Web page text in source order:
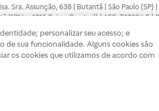
Sra. Assunção, 638 | Butantã | São Paulo
(1714 e 1715 Raia e Drogasil) | AFE:
profissional da área médica. Somente o
divulgados no site são válidos apenas
você possa realizar suas compras com
estoque.
personalizar seu acesso; e
sua funcionalidade. Alguns cookies são
os cookies que utilizamos de acordo com